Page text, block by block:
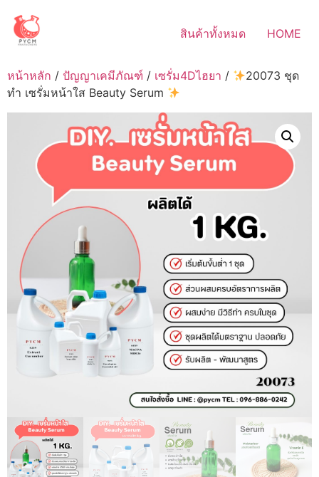
content
สินค้าทั้งหมด HOME
หน้าหลัก / ปัญญาเคมีภัณฑ์ / เซรั่ม4Dไฮยา /
20073 ชุด
ทำ เซรั่มหน้าใส Beauty Serum